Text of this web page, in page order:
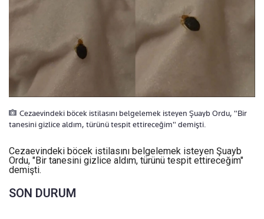
Cezaevindeki böcek istilasını belgelemek isteyen Şuayb Ordu, "Bir
tanesini gizlice aldım, türünü tespit ettireceğim" demişti.
Cezaevindeki böcek istilasını belgelemek isteyen Şuayb
Ordu, "Bir tanesini gizlice aldım, türünü tespit ettireceğim"
demişti.
SON DURUM